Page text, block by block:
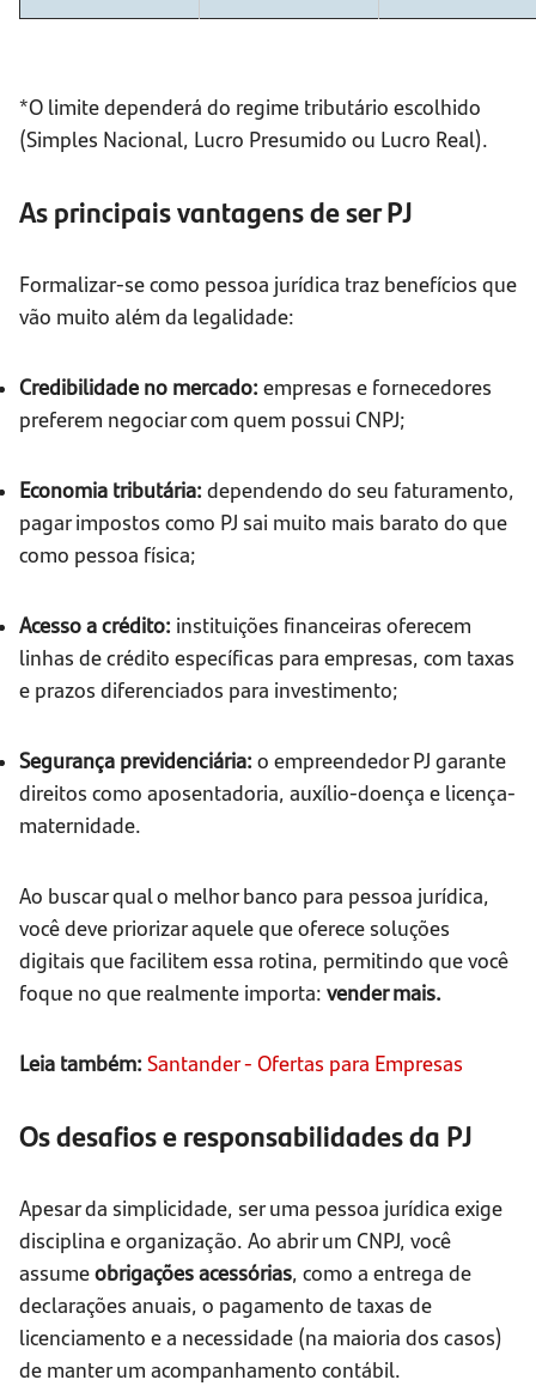
*O limite dependerá do regime tributário escolhido
(Simples Nacional, Lucro Presumido ou Lucro Real).
As principais vantagens de ser PJ
Formalizar-se como pessoa jurídica traz benefícios que
vão muito além da legalidade:
Credibilidade no mercado: empresas e fornecedores
preferem negociar com quem possui CNPJ;
Economia tributária: dependendo do seu faturamento,
pagar impostos como PJ sai muito mais barato do que
como pessoa física;
Acesso a crédito: instituições financeiras oferecem
linhas de crédito específicas para empresas, com taxas
e prazos diferenciados para investimento;
Segurança previdenciária: o empreendedor PJ garante
direitos como aposentadoria, auxílio-doença e licença-
maternidade.
Ao buscar qual o melhor banco para pessoa jurídica,
você deve priorizar aquele que oferece soluções
digitais que facilitem essa rotina, permitindo que você
foque no que realmente importa: vender mais.
Leia também: Santander - Ofertas para Empresas
Os desafios e responsabilidades da PJ
Apesar da simplicidade, ser uma pessoa jurídica exige
disciplina e organização. Ao abrir um CNPJ, você
assumeobrigações acessórias, como a entrega de
declarações anuais, o pagamento de taxas de
licenciamento e a necessidade (na maioria dos casos)
de manter um acompanhamento contábil.